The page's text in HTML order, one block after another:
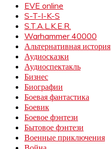
EVE online
S-T-I-K-S
S.T.A.L.K.E.R.
Warhammer 40000
Альтернативная история
Аудиосказки
Аудиоспектакль
Бизнес
Биографии
Боевая фантастика
Боевик
Боевое фэнтези
Бытовое фэнтези
Военные приключения